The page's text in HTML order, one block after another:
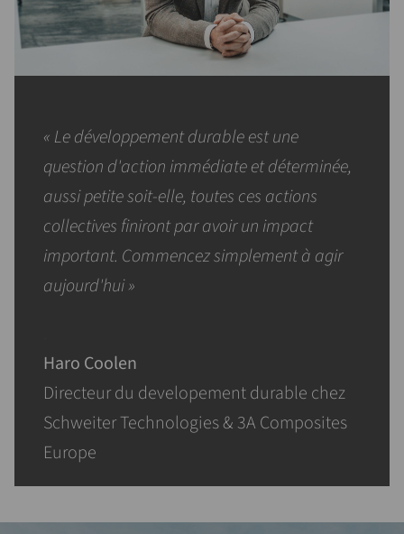
« Le développement durable est une
question d'action immédiate et déterminée,
aussi petite soit-elle, toutes ces actions
collectives finiront par avoir un impact
important. Commencez simplement à agir
aujourd'hui »
Haro Coolen
Directeur du developement durable chez
Schweiter Technologies & 3A Composites
Europe